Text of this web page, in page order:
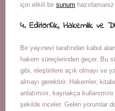
için etkili birsunum
4. Editörlük, Hakemlik ve
Bir yayınevi tarafından kabul
hakem süreçlerinden geçer. Bu
gibi, eleştirilere açık olmayı ve
almayı gerektirir. Hakemler,
anlatımını, kaynakça
şekilde inceler. Gelen yorumlar